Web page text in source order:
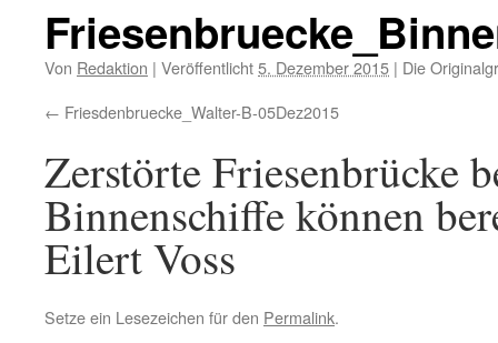
Von Redaktion | Veröffentlicht5. Dezember 2015 | Die
Friesdenbruecke_Walter-B-05Dez2015
Zerstörte Friesenbrücke
Binnenschiffe können
Eilert Voss
Setze ein Lesezeichen für den Permalink.